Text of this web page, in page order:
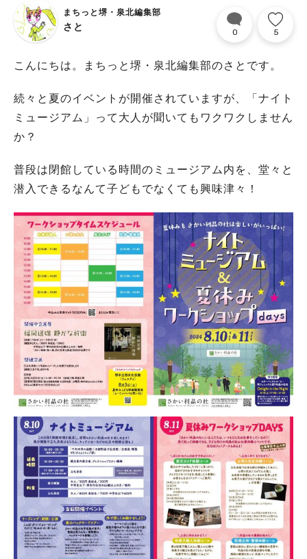
まちっと堺・泉北編集部
さと 0 5
こんにちは。まちっと堺・泉北編集部のさとです。
続々と夏のイベントが開催されていますが、「ナイト
ミュージアム」って大人が聞いてもワクワクしません
か？
普段は閉館している時間のミュージアム内を、堂々と
潜入できるなんて子どもでなくても興味津々！